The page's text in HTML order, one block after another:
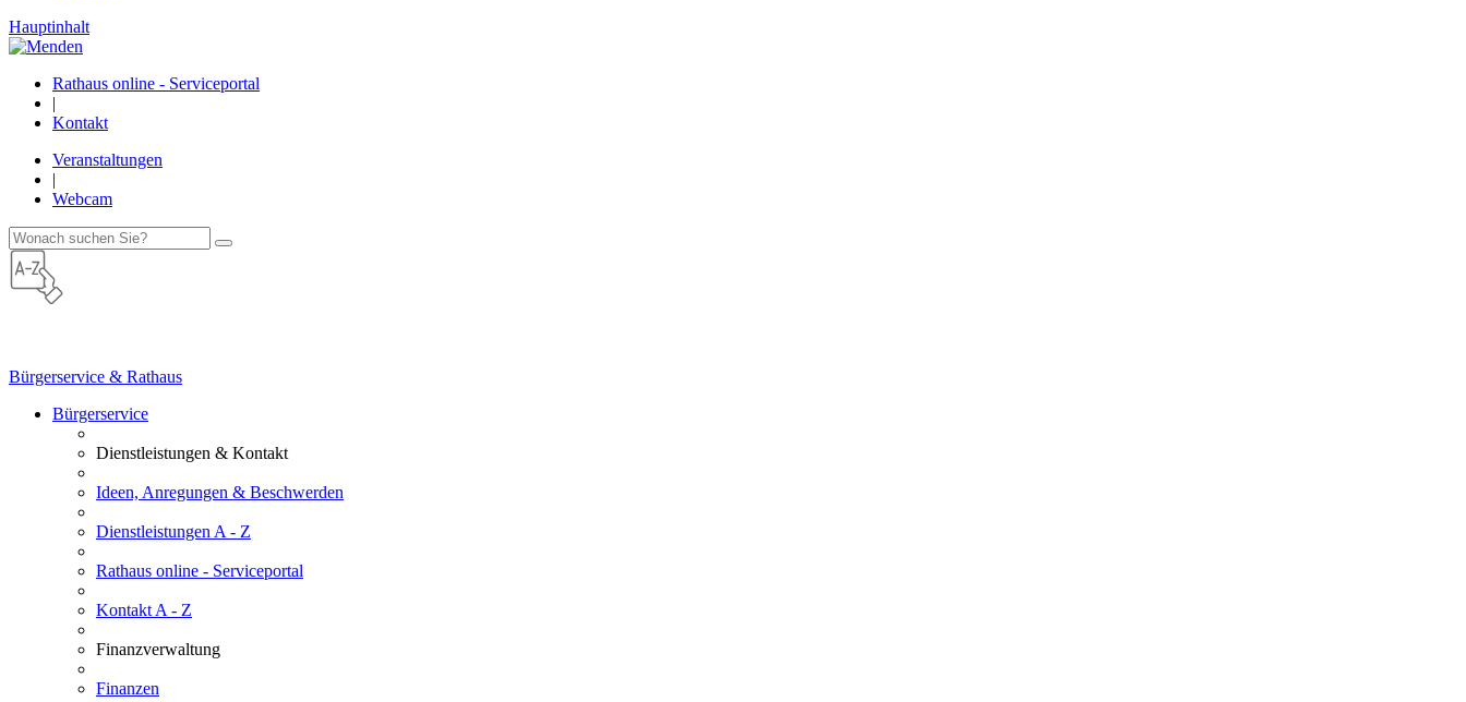
Hauptinhalt
Rathaus online - Serviceportal
|
Kontakt
Veranstaltungen
|
Webcam
Bürgerservice & Rathaus
Bürgerservice
Dienstleistungen & Kontakt
Ideen, Anregungen & Beschwerden
Dienstleistungen A - Z
Rathaus online - Serviceportal
Kontakt A - Z
Finanzverwaltung
Finanzen